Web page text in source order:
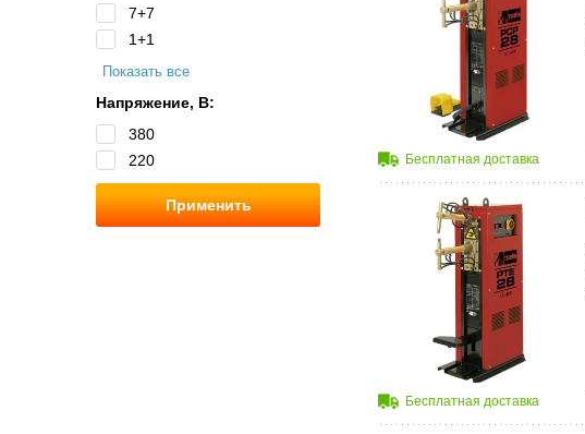
Бесплатная доставка
Бесплатная доставка
7+7
1+1
Показать все
Напряжение, B:
380
220
Применить